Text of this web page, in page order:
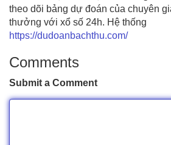
theo dõi bảng dự đoán của chuyên
thưởng với xổ số 24h. Hệ thống
https://dudoanbachthu.com/
Comments
Submit a Comment